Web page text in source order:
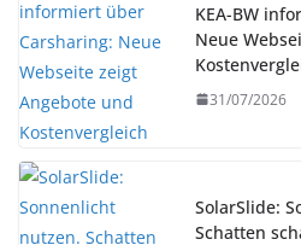
KEA-BW
Neue
31/07/2026
SolarSlide:
Schatten